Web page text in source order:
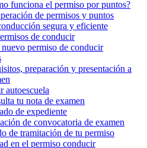
funciona el permiso por puntos?
de permisos y puntos
segura y eficiente
de conducir
permiso de conducir
preparación y presentación a
autoescuela
tu nota de examen
de expediente
de convocatoria de examen
de tramitación de tu permiso
en el permiso conducir